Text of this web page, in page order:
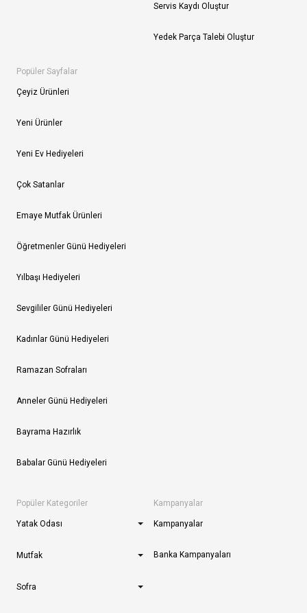
Servis Kaydı Oluştur
Yedek Parça Talebi Oluştur
Popüler Sayfalar
Çeyiz Ürünleri
Yeni Ürünler
Yeni Ev Hediyeleri
Çok Satanlar
Emaye Mutfak Ürünleri
Öğretmenler Günü Hediyeleri
Yılbaşı Hediyeleri
Sevgililer Günü Hediyeleri
Kadınlar Günü Hediyeleri
Ramazan Sofraları
Anneler Günü Hediyeleri
Bayrama Hazırlık
Babalar Günü Hediyeleri
Popüler Kategoriler
Yatak Odası
Mutfak
Sofra
Kampanyalar
Kampanyalar
Banka Kampanyaları